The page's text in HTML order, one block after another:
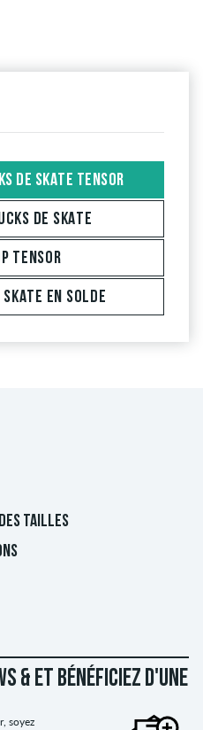
DE SKATE TENSOR
DE SKATE
TENSOR
EN SOLDE
TAILLES
& et bénéficiez d'une
soyez